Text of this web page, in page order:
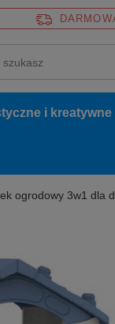
i kreatywne
ogrodowy 3w1 dla